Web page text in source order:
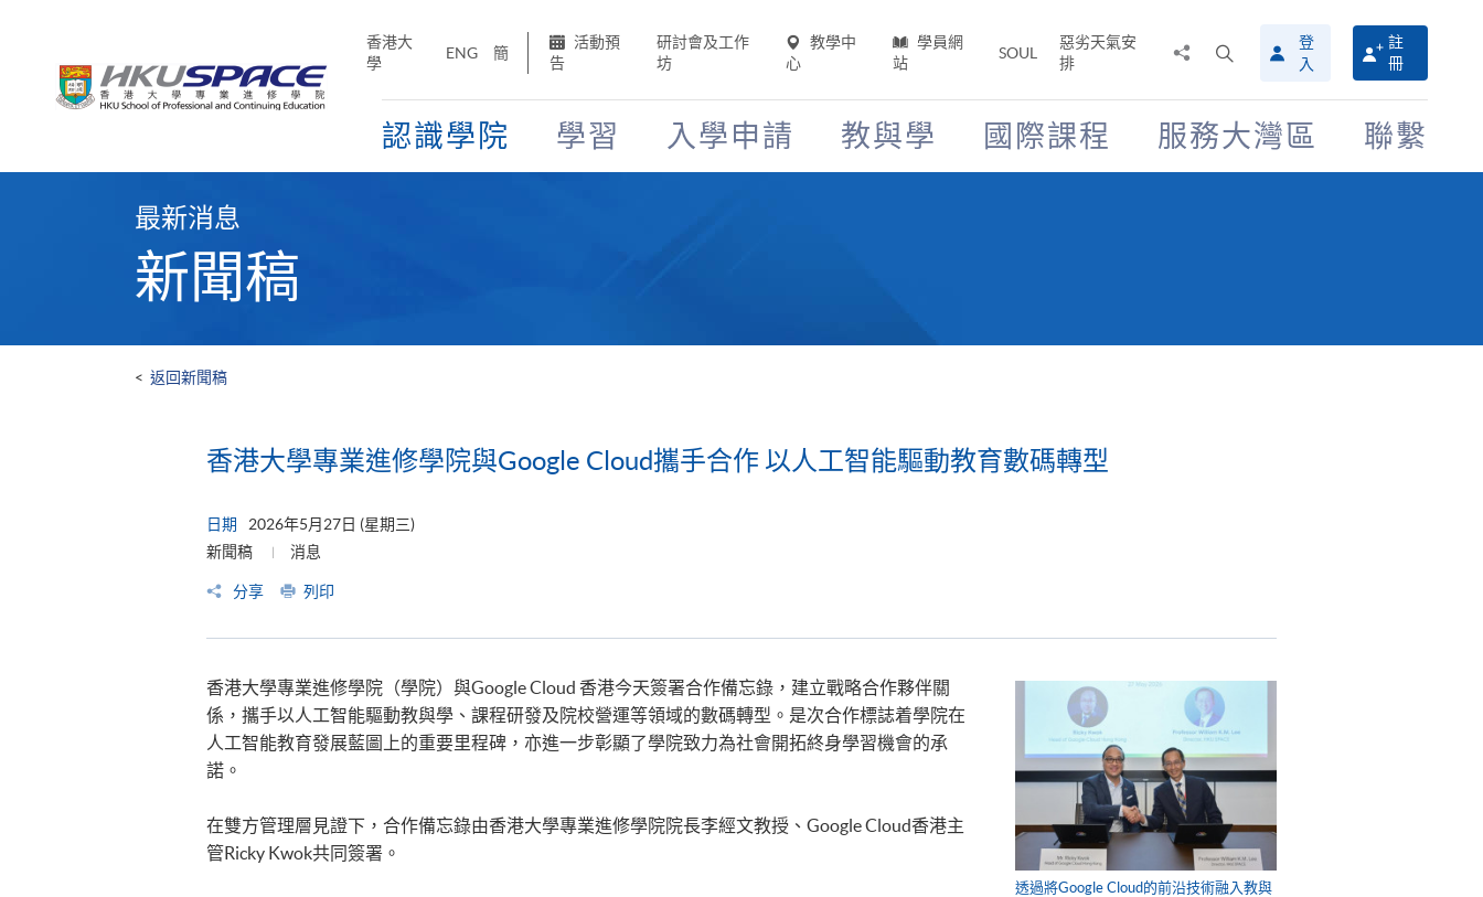
香港大
學
ENG 簡
活動預
告
研討會及工作
坊
教學中
心
學員網
站
SOUL
惡劣天氣安
排
搜
尋
介
面
登
入
註
冊
認識學院 學習 入學申請 教與學 國際課程 服務大灣區 聯繫
最新消息
新聞稿
< 返回新聞稿
香港大學專業進修學院與Google Cloud攜手合作 以人工智能驅動教育數碼轉型
日期
2026年5月27日 (星期三)
新聞稿
消息
分享 列印
透過將Google Cloud的前沿技術融入教與
香港大學專業進修學院（學院）與Google Cloud 香港今天簽署合作備忘錄，建立戰略合作夥伴關
係，攜手以人工智能驅動教與學、課程研發及院校營運等領域的數碼轉型。是次合作標誌着學院在
人工智能教育發展藍圖上的重要里程碑，亦進一步彰顯了學院致力為社會開拓終身學習機會的承
諾。
在雙方管理層見證下，合作備忘錄由香港大學專業進修學院院長李經文教授、Google Cloud香港主
管Ricky Kwok共同簽署。